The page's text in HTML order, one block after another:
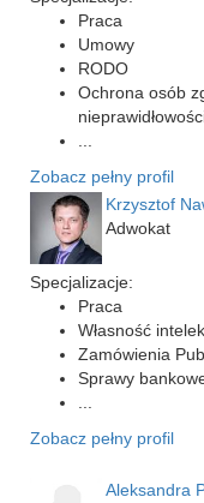
Praca
Umowy
RODO
Ochrona osób
Zobacz pełny profil
Adwokat
Specjalizacje:
Praca
Własność
Zamówienia
Sprawy
Zobacz pełny profil